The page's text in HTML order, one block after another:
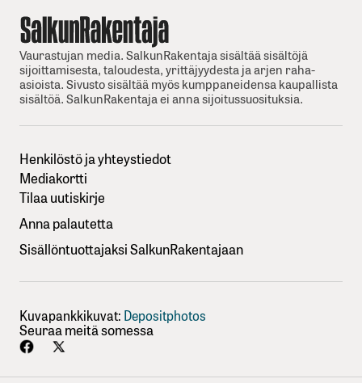
Vaurastujan media. SalkunRakentaja sisältää sisältöjä
sijoittamisesta, taloudesta, yrittäjyydesta ja arjen raha-
asioista. Sivusto sisältää myös kumppaneidensa kaupallista
sisältöä. SalkunRakentaja ei anna sijoitussuosituksia.
Henkilöstö ja yhteystiedot
Mediakortti
Tilaa uutiskirje
Anna palautetta
Sisällöntuottajaksi SalkunRakentajaan
Kuvapankkikuvat: Depositphotos
Seuraa meitä somessa